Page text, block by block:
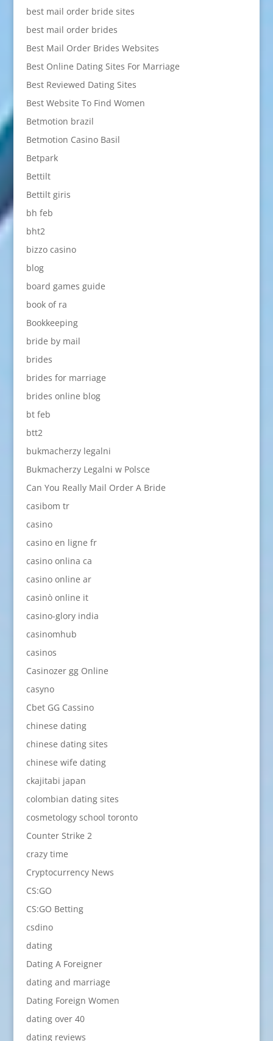
best mail order bride sites
best mail order brides
Best Mail Order Brides Websites
Best Online Dating Sites For Marriage
Best Reviewed Dating Sites
Best Website To Find Women
Betmotion brazil
Betmotion Casino Basil
Betpark
Bettilt
Bettilt giris
bh feb
bht2
bizzo casino
blog
board games guide
book of ra
Bookkeeping
bride by mail
brides
brides for marriage
brides online blog
bt feb
btt2
bukmacherzy legalni
Bukmacherzy Legalni w Polsce
Can You Really Mail Order A Bride
casibom tr
casino
casino en ligne fr
casino onlina ca
casino online ar
casinò online it
casino-glory india
casinomhub
casinos
Casinozer gg Online
casyno
Cbet GG Cassino
chinese dating
chinese dating sites
chinese wife dating
ckajitabi japan
colombian dating sites
cosmetology school toronto
Counter Strike 2
crazy time
Cryptocurrency News
CS:GO
CS:GO Betting
csdino
dating
Dating A Foreigner
dating and marriage
Dating Foreign Women
dating over 40
dating reviews